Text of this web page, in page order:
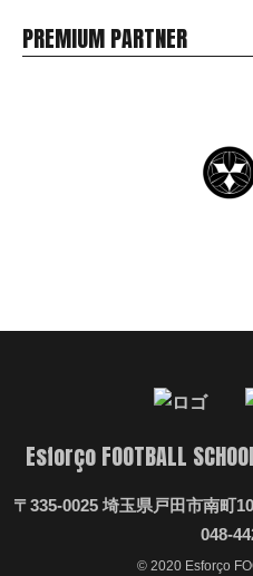
PREMIUM PARTNER
Esforço FOOTBALL
〒335-0025 埼玉県戸田市南町
048-
© 2020 Esforço